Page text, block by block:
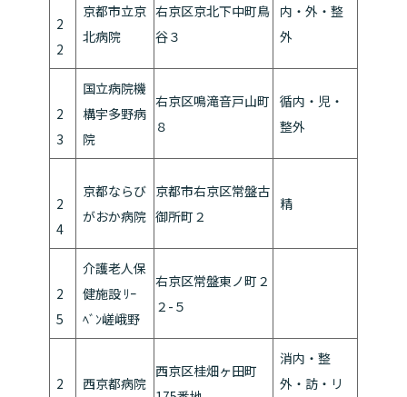
2
2
京都市立京
北病院
右京区京北下中町鳥
谷３
内・外・整
外
2
3
国立病院機
構宇多野病
院
右京区鳴滝音戸山町
８
循内・児・
整外
2
4
京都ならび
がおか病院
京都市右京区常盤古
御所町２
精
2
5
介護老人保
健施設 ﾘｰ
ﾍﾞﾝ嵯峨野
右京区常盤東ノ町２
２-５
2 西京都病院
西京区桂畑ヶ田町
消内・整
外・訪・リ